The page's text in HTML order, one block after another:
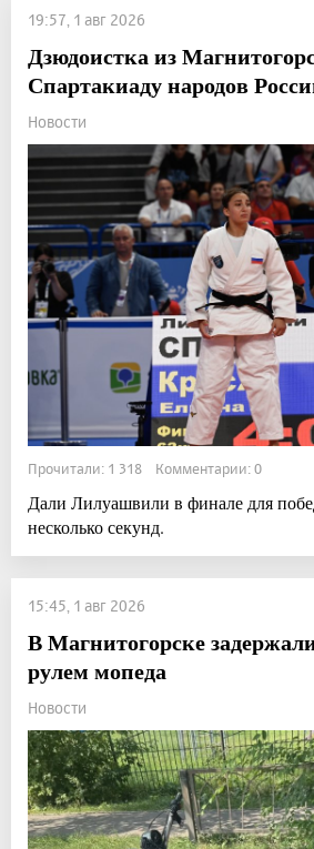
19:57, 1 авг 2026
Дзюдоистка из
Спартакиаду народов
Новости
Прочитали: 1 318 Комментарии: 0
Дали Лилуашвили в финале для
несколько секунд.
15:45, 1 авг 2026
В Магнитогорске
рулем мопеда
Новости